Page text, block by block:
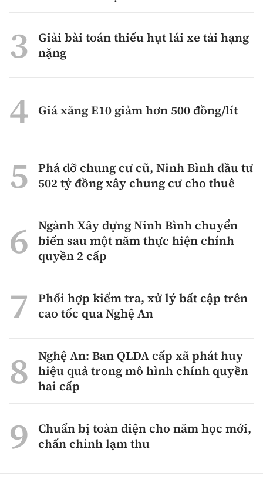
Giải bài toán thiếu hụt lái xe tải hạng
nặng
Giá xăng E10 giảm hơn 500 đồng/lít
Phá dỡ chung cư cũ, Ninh Bình đầu tư
502 tỷ đồng xây chung cư cho thuê
Ngành Xây dựng Ninh Bình chuyển
biến sau một năm thực hiện chính
quyền 2 cấp
Phối hợp kiểm tra, xử lý bất cập trên
cao tốc qua Nghệ An
Nghệ An: Ban QLDA cấp xã phát huy
hiệu quả trong mô hình chính quyền
hai cấp
Chuẩn bị toàn diện cho năm học mới,
chấn chỉnh lạm thu